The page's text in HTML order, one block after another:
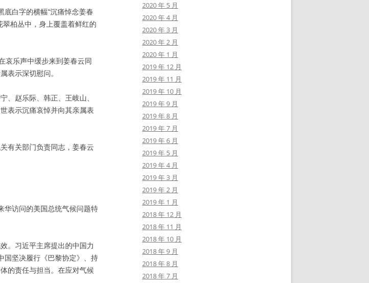
白字的横幅“沉痛悼念姜春
柏丛中，身上覆盖着鲜红的
哀乐声中缓步来到姜春云同
表示深切慰问。
、赵乐际、韩正、王岐山、
表示沉痛哀悼并向其亲属表
有关部门负责同志，姜春云
华访问的美国总统气候问题特
。习近平主席提出的中国力
国坚决履行《巴黎协定》、持
的责任与担当。在应对气候
2020 年 5 月
2020 年 4 月
2020 年 3 月
2020 年 2 月
2020 年 1 月
2019 年 12 月
2019 年 11 月
2019 年 10 月
2019 年 9 月
2019 年 8 月
2019 年 7 月
2019 年 6 月
2019 年 5 月
2019 年 4 月
2019 年 3 月
2019 年 2 月
2019 年 1 月
2018 年 12 月
2018 年 11 月
2018 年 10 月
2018 年 9 月
2018 年 8 月
2018 年 7 月